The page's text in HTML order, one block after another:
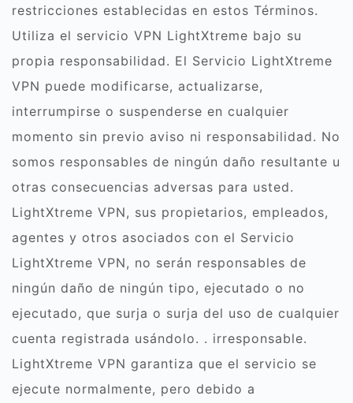
restricciones establecidas en estos Términos.
Utiliza el servicio VPN LightXtreme bajo su
propia responsabilidad. El Servicio LightXtreme
VPN puede modificarse, actualizarse,
interrumpirse o suspenderse en cualquier
momento sin previo aviso ni responsabilidad. No
somos responsables de ningún daño resultante u
otras consecuencias adversas para usted.
LightXtreme VPN, sus propietarios, empleados,
agentes y otros asociados con el Servicio
LightXtreme VPN, no serán responsables de
ningún daño de ningún tipo, ejecutado o no
ejecutado, que surja o surja del uso de cualquier
cuenta registrada usándolo. . irresponsable.
LightXtreme VPN garantiza que el servicio se
ejecute normalmente, pero debido a